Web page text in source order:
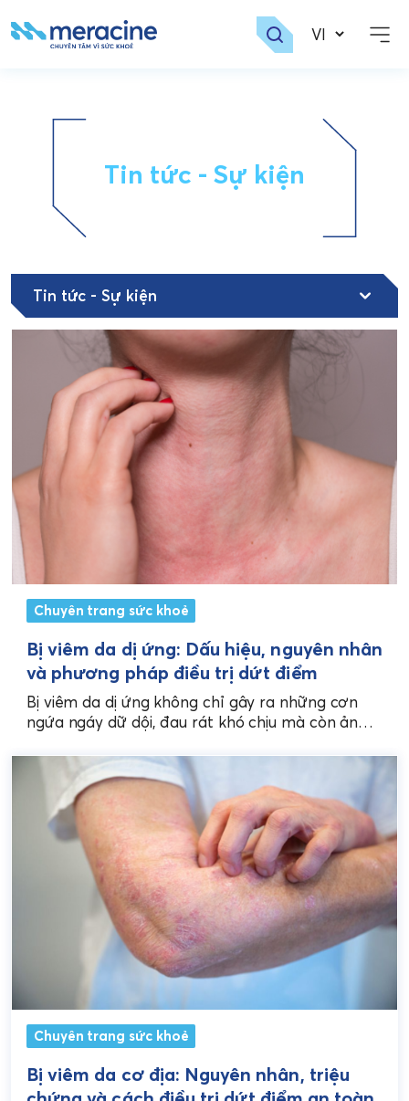
Tin tức - Sự kiện
Tin tức - Sự kiện
Chuyên trang sức khoẻ
Bị viêm da dị ứng: Dấu hiệu, nguyên nhân
và phương pháp điều trị dứt điểm
Bị viêm da dị ứng không chỉ gây ra những cơn
ngứa ngáy dữ dội, đau rát khó chịu mà còn ảnh
Chuyên trang sức khoẻ
Bị viêm da cơ địa: Nguyên nhân, triệu